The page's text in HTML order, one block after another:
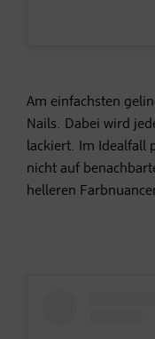
Am einfachsten
Nails. Dabei wird
lackiert. Im Idealfall
nicht auf
helleren